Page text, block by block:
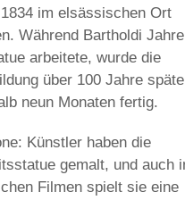
im elsässischen Ort
Während Bartholdi
arbeitete, wurde die
über 100 Jahre
neun Monaten fertig.
Künstler haben die
gemalt, und auch
Filmen spielt sie eine